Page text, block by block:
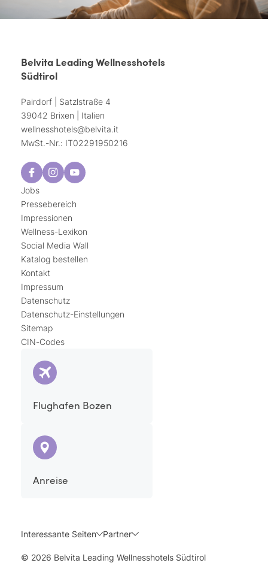
Belvita Leading Wellnesshotels
Südtirol
Pairdorf | Satzlstraße 4
39042 Brixen | Italien
wellnesshotels@belvita.it
MwSt.-Nr.: IT02291950216
Jobs
Pressebereich
Impressionen
Wellness-Lexikon
Social Media Wall
Katalog bestellen
Kontakt
Impressum
Datenschutz
Datenschutz-Einstellungen
Sitemap
CIN-Codes
Flughafen Bozen
Anreise
Interessante Seiten Partner
© 2026 Belvita Leading Wellnesshotels Südtirol